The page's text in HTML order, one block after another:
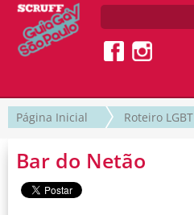
Página Inicial Roteiro LGBT
Bar do Netão